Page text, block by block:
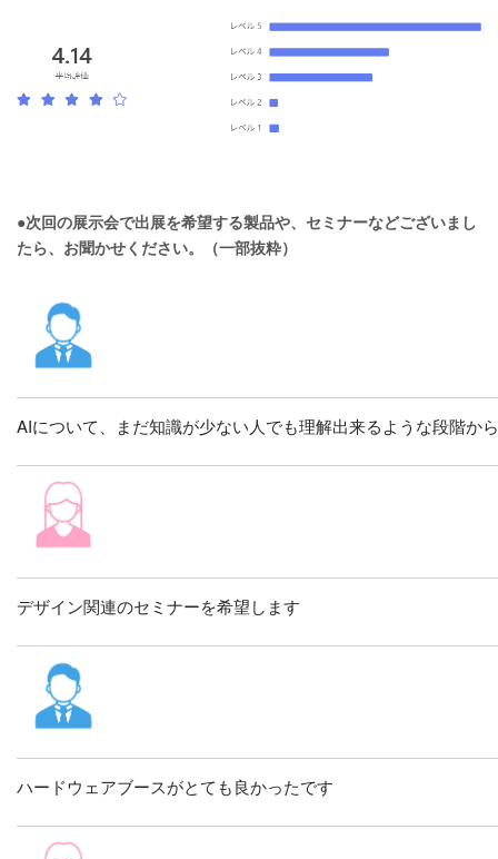
●次回の展示会で出展を希望する製品や、セミナーなどございまし
たら、お聞かせください。（一部抜粋）
AIについて、まだ知識が少ない人でも理解出来るような段階か
デザイン関連のセミナーを希望します
ハードウェアブースがとても良かったです